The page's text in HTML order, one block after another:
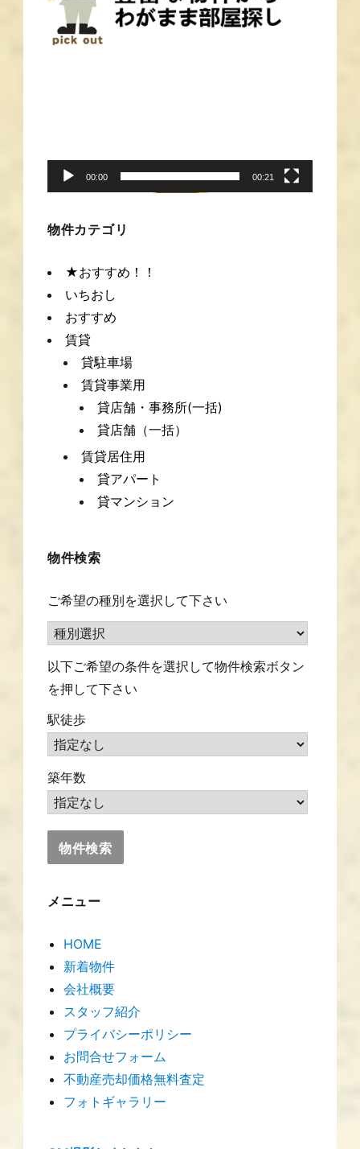
ヤ
ー
00:00 00:21
物件カテゴリ
★おすすめ！！
いちおし
おすすめ
賃貸
貸駐車場
賃貸事業用
貸店舗・事務所(一括)
貸店舗（一括）
賃貸居住用
貸アパート
貸マンション
物件検索
ご希望の種別を選択して下さい
以下ご希望の条件を選択して物件検索ボタン
を押して下さい
駅徒歩
築年数
メニュー
HOME
新着物件
会社概要
スタッフ紹介
プライバシーポリシー
お問合せフォーム
不動産売却価格無料査定
フォトギャラリー